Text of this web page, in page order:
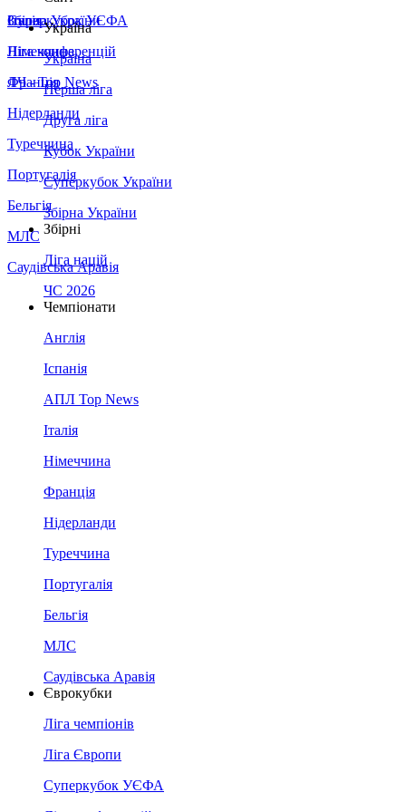
Збірна України
Італія
Німеччина
Франція
Нідерланди
Туреччина
Португалія
Бельгія
МЛС
Саудівська Аравія
Суперкубок УЄФА
Ліга конференцій
ЛЧ - Top News
Україна
Україна
Перша ліга
Друга ліга
Кубок України
Суперкубок України
Збірна України
Збірні
Ліга націй
ЧС 2026
Чемпіонати
Англія
Іспанія
АПЛ Top News
Італія
Німеччина
Франція
Нідерланди
Туреччина
Португалія
Бельгія
МЛС
Саудівська Аравія
Єврокубки
Ліга чемпіонів
Ліга Європи
Суперкубок УЄФА